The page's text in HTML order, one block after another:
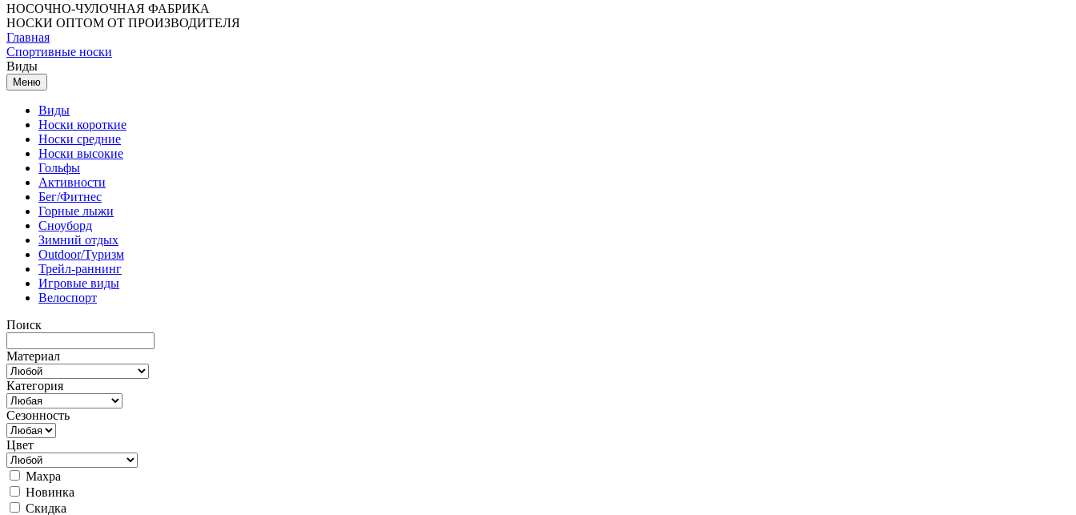
НОСОЧНО-ЧУЛОЧНАЯ ФАБРИКА
НОСКИ ОПТОМ ОТ ПРОИЗВОДИТЕЛЯ
Главная
Спортивные носки
Виды
Меню
Виды
Носки короткие
Носки средние
Носки высокие
Гольфы
Активности
Бег/Фитнес
Горные лыжи
Сноуборд
Зимний отдых
Outdoor/Туризм
Трейл-раннинг
Игровые виды
Велоспорт
Поиск
Материал
Категория
Сезонность
Цвет
Махра
Новинка
Скидка